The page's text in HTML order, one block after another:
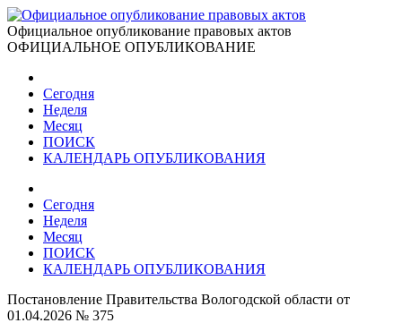
Официальное опубликование правовых актов
ОФИЦИАЛЬНОЕ ОПУБЛИКОВАНИЕ
Сегодня
Неделя
Месяц
ПОИСК
КАЛЕНДАРЬ ОПУБЛИКОВАНИЯ
Сегодня
Неделя
Месяц
ПОИСК
КАЛЕНДАРЬ ОПУБЛИКОВАНИЯ
Постановление Правительства Вологодской области от
01.04.2026 № 375